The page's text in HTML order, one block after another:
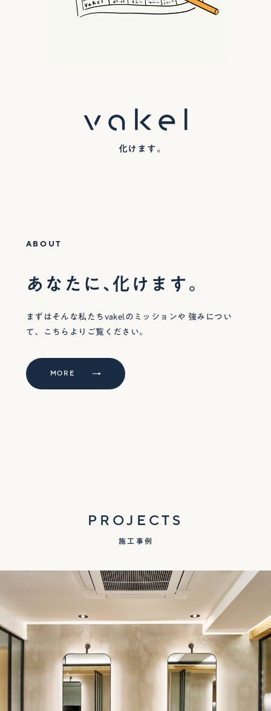
化けます。
ABOUT
あなたに、化けます。
まずはそんな私たちvakelのミッションや 強みについ
て、こちらよりご覧ください。
MORE
PROJECTS
施工事例